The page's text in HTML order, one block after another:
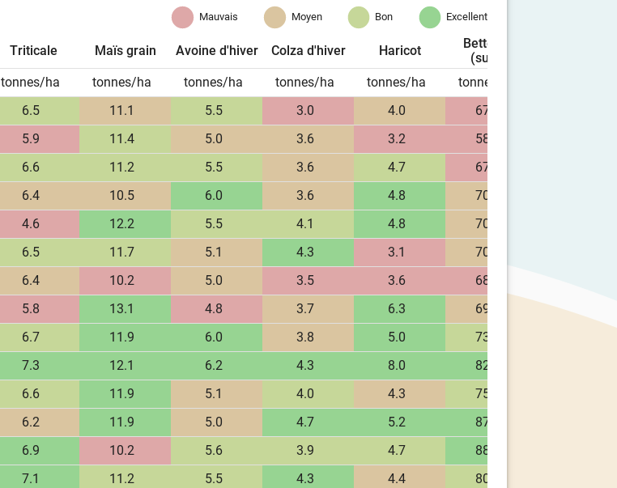
Mauvais Moyen Bon Excellent
Triticale Maïs grain Avoine d'hiver Colza d'hiver Haricot
Betterave
(sucre)
tonnes/ha tonnes/ha tonnes/ha tonnes/ha tonnes/ha tonnes/ha
6.5 11.1 5.5 3.0 4.0 67.7
5.9 11.4 5.0 3.6 3.2 58.7
6.6 11.2 5.5 3.6 4.7 67.7
6.4 10.5 6.0 3.6 4.8 70.7
4.6 12.2 5.5 4.1 4.8 70.8
6.5 11.7 5.1 4.3 3.1 70.0
6.4 10.2 5.0 3.5 3.6 68.3
5.8 13.1 4.8 3.7 6.3 69.5
46.9
6.7 11.9 6.0 3.8 5.0 73.3
7.3 12.1 6.2 4.3 8.0 82.7
6.6 11.9 5.1 4.0 4.3 75.3
6.2 11.9 5.0 4.7 5.2 87.0
6.9 10.2 5.6 3.9 4.7 88.3
7.1 11.2 5.5 4.3 4.4 80.4